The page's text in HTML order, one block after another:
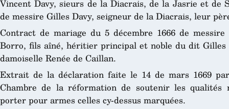
Vincent Davy, sieurs de la Diacrais, de la Jasrie et de
de messire Gilles Davy, seigneur de la Diacrais, leur
Contract de mariage du 5 décembre 1666 de
Borro, fils aîné, héritier principal et noble du dit Gilles
damoiselle Renée de Caillan.
Extrait de la déclaration faite le 14 de mars 1669
Chambre de la réformation de soutenir les qualités
porter pour armes celles cy-dessus marquées.